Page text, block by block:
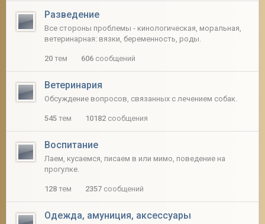
Разведение
Все стороны проблемы - кинологическая, моральная,
ветеринарная: вязки, беременность, роды.
20 тем 606 сообщений
Ветеринария
Обсуждение вопросов, связанных с лечением собак.
545 тем 10182 сообщения
Воспитание
Лаем, кусаемся, писаем в или мимо, поведение на
прогулке.
128 тем 2357 сообщений
Одежда, амуниция, аксессуары